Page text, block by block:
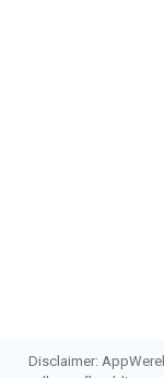
Disclaimer: